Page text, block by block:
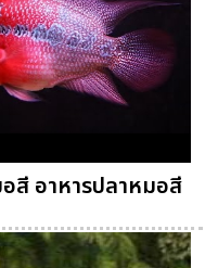
สี อาหารปลาหมอสี